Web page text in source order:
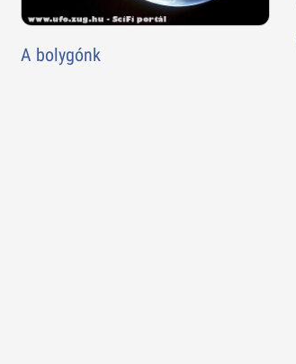
A bolygónk